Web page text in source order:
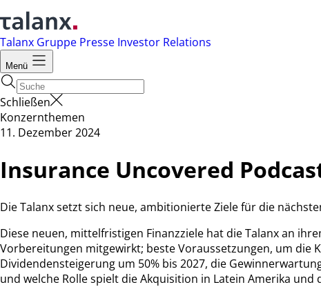
Talanx Gruppe Presse Investor Relations
Menü
Schließen
Konzernthemen
11. Dezember 2024
Insurance Uncovered
Die Talanx setzt sich neue, ambitionierte Ziele für die
Diese neuen, mittelfristigen Finanzziele hat die Talanx an
Vorbereitungen mitgewirkt; beste Voraussetzungen, um die
Dividendensteigerung um 50% bis 2027, die
und welche Rolle spielt die Akquisition in Latein Amerika